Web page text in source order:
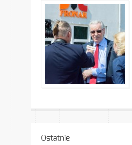
Ostatnie